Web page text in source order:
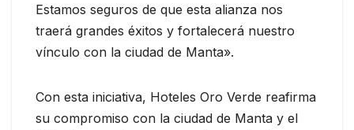
Estamos seguros de que esta alianza nos
traerá grandes éxitos y fortalecerá nuestro
vínculo con la ciudad de Manta».
Con esta iniciativa, Hoteles Oro Verde reafirma
su compromiso con la ciudad de Manta y el